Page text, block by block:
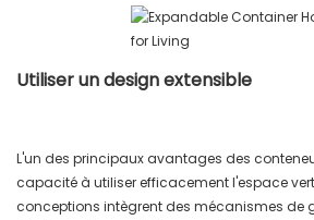
Utiliser un design extensible
L'un des principaux avantages des
capacité à utiliser efficacement l'espace
conceptions intègrent des mécanismes de